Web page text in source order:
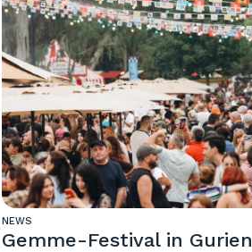
NEWS
Gemme-Festival in Gurien